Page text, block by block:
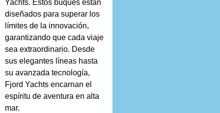
Yachts. Estos buques están
diseñados para superar los
límites de la innovación,
garantizando que cada viaje
sea extraordinario. Desde
sus elegantes líneas hasta
su avanzada tecnología,
Fjord Yachts encarnan el
espíritu de aventura en alta
mar.